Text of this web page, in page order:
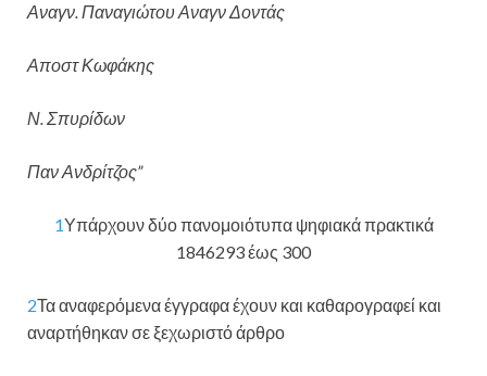
Αναγν. Παναγιώτου Αναγν Δοντάς
Αποστ Κωφάκης
Ν. Σπυρίδων
Παν Ανδρίτζος”
1Υπάρχουν δύο πανομοιότυπα ψηφιακά πρακτικά
1846293 έως 300
2Τα αναφερόμενα έγγραφα έχουν και καθαρογραφεί και
αναρτήθηκαν σε ξεχωριστό άρθρο